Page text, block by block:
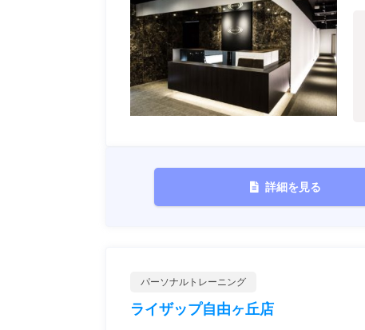
詳細を見る
パーソナルトレーニング
ライザップ自由ヶ丘店